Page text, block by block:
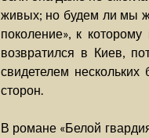
живых; но будем ли мы
поколение», к
возвратился в Киев,
свидетелем
сторон.
В романе «Белой